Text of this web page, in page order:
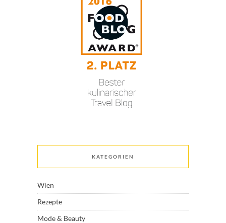
KATEGORIEN
Wien
Rezepte
Mode & Beauty